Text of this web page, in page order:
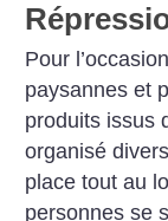
Pour
paysannes et
produits issus
organisé
place tout au
personnes se